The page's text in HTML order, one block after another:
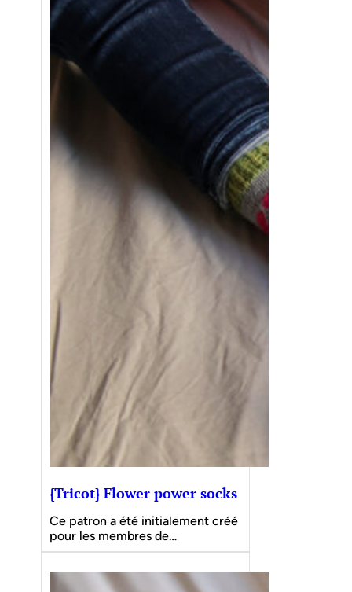
{Tricot} Flower power socks
Ce patron a été initialement créé
pour les membres de…